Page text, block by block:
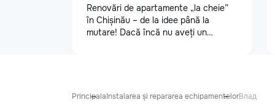
Renovări de apartamente „la cheie”
în Chișinău – de la idee până la
mutare! Dacă încă nu aveți un
bugetului dumneavoastră. Contract +
PrincipalaInstalarea și repararea echipamentelorВлад